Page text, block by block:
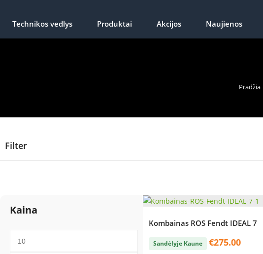
Technikos vedlys Produktai Akcijos Naujienos
Pradžia
Filter
Kaina
Kombainas ROS Fendt IDEAL 7
Sandėlyje Kaune €275.00